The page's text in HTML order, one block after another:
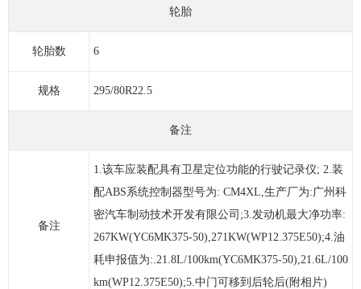
轮胎
轮胎数 6
规格 295/80R22.5
备注
备注
1.该车应装配具有卫星定位功能的行驶记录仪; 2.装
配ABS系统控制器型号为: CM4XL,生产厂为:广州科
密汽车制动技术开发有限公司;3.发动机最大净功率:
267KW(YC6MK375-50),271KW(WP12.375E50);4.油
耗申报值为:.21.8L/100km(YC6MK375-50),21.6L/100
km(WP12.375E50);5.中门可移到后轮后(附相片)